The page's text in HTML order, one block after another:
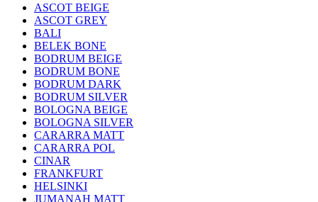
ASCOT BEIGE
ASCOT GREY
BALI
BELEK BONE
BODRUM BEIGE
BODRUM BONE
BODRUM DARK
BODRUM SILVER
BOLOGNA BEIGE
BOLOGNA SILVER
CARARRA MATT
CARARRA POL
CINAR
FRANKFURT
HELSINKI
JUMANAH MATT